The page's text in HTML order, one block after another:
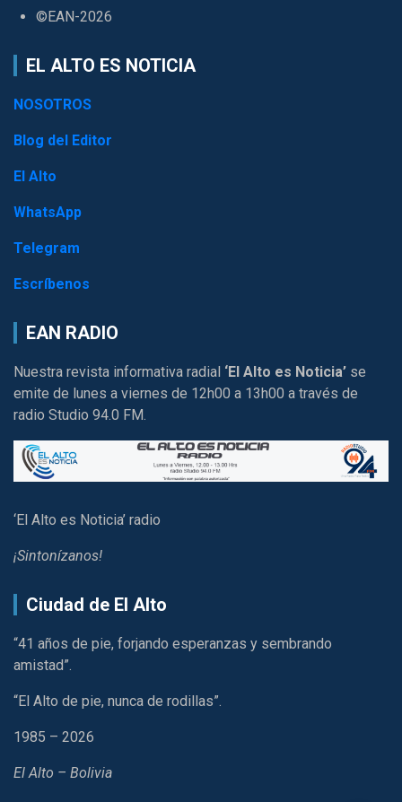
©EAN-2026
EL ALTO ES NOTICIA
NOSOTROS
Blog del Editor
El Alto
WhatsApp
Telegram
Escríbenos
EAN RADIO
Nuestra revista informativa radial ‘El Alto es Noticia’ se
emite de lunes a viernes de 12h00 a 13h00 a través de
radio Studio 94.0 FM.
‘El Alto es Noticia’ radio
¡Sintonízanos!
Ciudad de El Alto
“41 años de pie, forjando esperanzas y sembrando
amistad”.
“El Alto de pie, nunca de rodillas”.
1985 – 2026
El Alto – Bolivia